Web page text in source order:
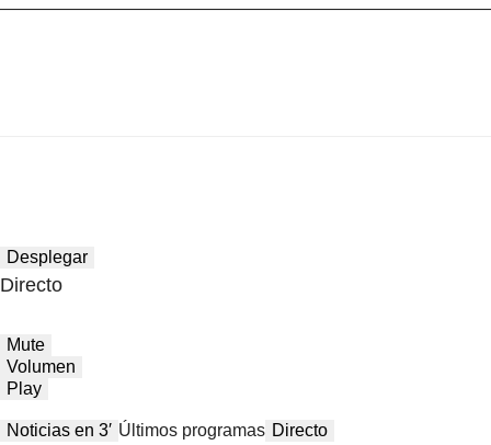
Desplegar
Directo
Mute
Volumen
Play
Noticias en 3′ Últimos programas Directo